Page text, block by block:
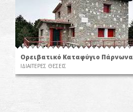
Ορειβατικό Καταφύγιο Πάρνωνα
ΙΔΙΑΙΤΕΡΕΣ ΘΕΣΕΙΣ